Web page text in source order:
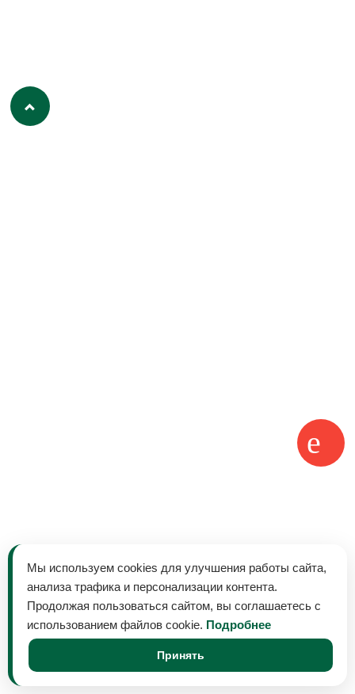
Мы используем cookies для улучшения работы сайта,
анализа трафика и персонализации контента.
Продолжая пользоваться сайтом, вы соглашаетесь с
использованием файлов cookie. Подробнее
Принять